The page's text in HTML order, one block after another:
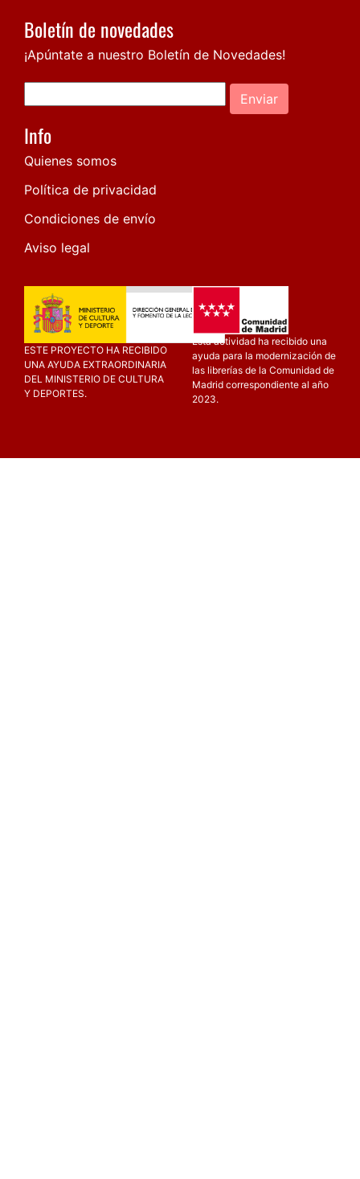
Boletín de novedades
¡Apúntate a nuestro Boletín de Novedades!
Enviar
Info
Quienes somos
Política de privacidad
Condiciones de envío
Aviso legal
ESTE PROYECTO HA RECIBIDO
UNA AYUDA EXTRAORDINARIA
DEL MINISTERIO DE CULTURA
Y DEPORTES.
Esta actividad ha recibido una
ayuda para la modernización de
las librerías de la Comunidad de
Madrid correspondiente al año
2023.